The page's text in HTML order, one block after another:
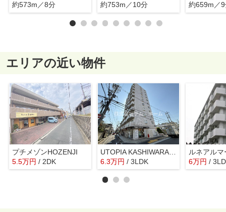
約573m／8分
約753m／10分
約659m／
エリアの近い物件
プチメゾンHOZENJI
5.5万円 / 2DK
UTOPIA KASHIWARA（ユートピア柏原）
6.3万円 / 3LDK
ルネアルマ
6万円 /